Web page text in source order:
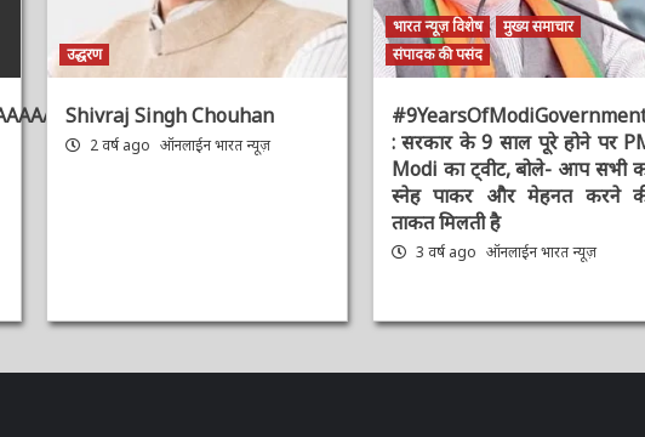
उद्धरण
Shivraj Singh Chouhan
भारत न्यूज़ विशेष
मुख्य समाचार
संपादक की पसंद
#9YearsOfModiGovernment
: सरकार के 9 साल पूरे होने पर PM
Modi का ट्वीट, बोले- आप सभी का
स्नेह पाकर और मेहनत करने की
ताकत मिलती है